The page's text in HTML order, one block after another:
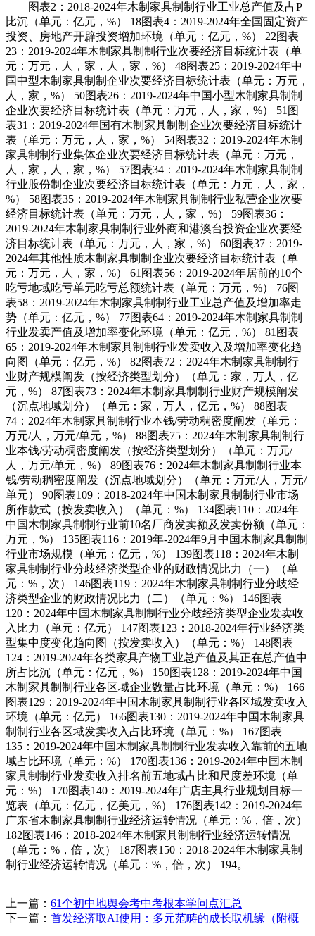
图表2：2018-2024年木制家具制制行业工业总产值及占P
比沉（单元：亿元，%） 18图表4：2019-2024年全国固定资产
投资、房地产开辟投资增加环境（单元：亿元，%） 22图表
23：2019-2024年木制家具制制行业次要经济目标统计表（单
元：万元，人，家，人，家，%） 48图表25：2019-2024年中
国中型木制家具制制企业次要经济目标统计表（单元：万元，
人，家，%） 50图表26：2019-2024年中国小型木制家具制制
企业次要经济目标统计表（单元：万元，人，家，%） 51图
表31：2019-2024年国有木制家具制制企业次要经济目标统计
表（单元：万元，人，家，%） 54图表32：2019-2024年木制
家具制制行业集体企业次要经济目标统计表（单元：万元，
人，家，人，家，%） 57图表34：2019-2024年木制家具制制
行业股份制企业次要经济目标统计表（单元：万元，人，家，
%） 58图表35：2019-2024年木制家具制制行业私营企业次要
经济目标统计表（单元：万元，人，家，%） 59图表36：
2019-2024年木制家具制制行业外商和港澳台投资企业次要经
济目标统计表（单元：万元，人，家，%） 60图表37：2019-
2024年其他性质木制家具制制企业次要经济目标统计表（单
元：万元，人，家，%） 61图表56：2019-2024年居前的10个
吃亏地域吃亏单元吃亏总额统计表（单元：万元，%） 76图
表58：2019-2024年木制家具制制行业工业总产值及增加率走
势（单元：亿元，%） 77图表64：2019-2024年木制家具制制
行业发卖产值及增加率变化环境（单元：亿元，%） 81图表
65：2019-2024年木制家具制制行业发卖收入及增加率变化趋
向图（单元：亿元，%） 82图表72：2024年木制家具制制行
业财产规模阐发（按经济类型划分）（单元：家，万人，亿
元，%） 87图表73：2024年木制家具制制行业财产规模阐发
（沉点地域划分）（单元：家，万人，亿元，%） 88图表
74：2024年木制家具制制行业本钱/劳动稠密度阐发（单元：
万元/人，万元/单元，%） 88图表75：2024年木制家具制制行
业本钱/劳动稠密度阐发（按经济类型划分）（单元：万元/
人，万元/单元，%） 89图表76：2024年木制家具制制行业本
钱/劳动稠密度阐发（沉点地域划分）（单元：万元/人，万元/
单元） 90图表109：2018-2024年中国木制家具制制行业市场
所作款式（按发卖收入）（单元：%） 134图表110：2024年
中国木制家具制制行业前10名厂商发卖额及发卖份额（单元：
万元，%） 135图表116：2019年-2024年9月中国木制家具制制
行业市场规模（单元：亿元，%） 139图表118：2024年木制
家具制制行业分歧经济类型企业的财政情况比力（一）（单
元：%，次） 146图表119：2024年木制家具制制行业分歧经
济类型企业的财政情况比力（二）（单元：%） 146图表
120：2024年中国木制家具制制行业分歧经济类型企业发卖收
入比力（单元：亿元） 147图表123：2018-2024年行业经济类
型集中度变化趋向图（按发卖收入）（单元：%） 148图表
124：2019-2024年各类家具产物工业总产值及其正在总产值中
所占比沉（单元：亿元，%） 150图表128：2019-2024年中国
木制家具制制行业各区域企业数量占比环境（单元：%） 166
图表129：2019-2024年中国木制家具制制行业各区域发卖收入
环境（单元：亿元） 166图表130：2019-2024年中国木制家具
制制行业各区域发卖收入占比环境（单元：%） 167图表
135：2019-2024年中国木制家具制制行业发卖收入靠前的五地
域占比环境（单元：%） 170图表136：2019-2024年中国木制
家具制制行业发卖收入排名前五地域占比和尺度差环境（单
元：%） 170图表140：2019-2024年广店主具行业规划目标一
览表（单元：亿元，亿美元，%） 176图表142：2019-2024年
广东省木制家具制制行业经济运转情况（单元：%，倍，次）
182图表146：2018-2024年木制家具制制行业经济运转情况
（单元：%，倍，次） 187图表150：2018-2024年木制家具制
制行业经济运转情况（单元：%，倍，次） 194。
上一篇： 61个初中地舆会考中考根本学问点汇总
下一篇： 首发经济取AI使用：多元范畴的成长取机缘（附概